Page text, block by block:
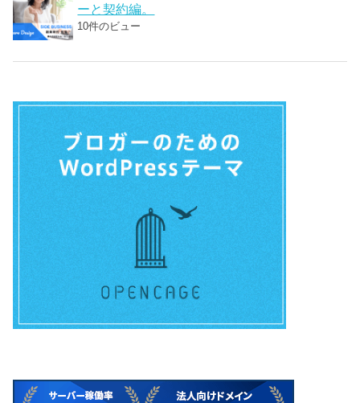
ーと契約編。
10件のビュー